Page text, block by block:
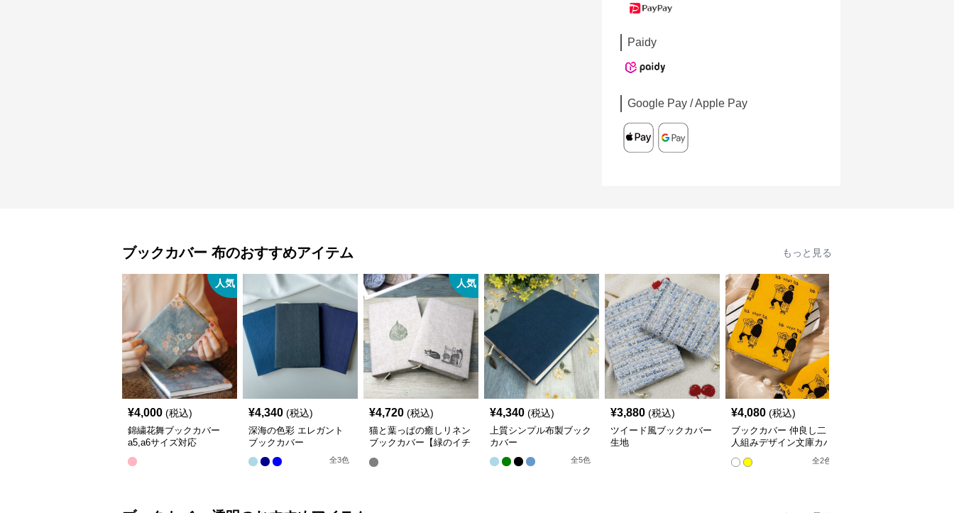
Paidy
Google Pay / Apple Pay
ブックカバー 布のおすすめアイテム もっと見る
人気
¥4,000 (税込)
錦繍花舞ブックカバー
a5,a6サイズ対応
¥4,340 (税込)
深海の色彩 エレガント
ブックカバー
全3色
人気
¥4,720 (税込)
猫と葉っぱの癒しリネン
ブックカバー【緑のイチ
¥4,340 (税込)
上質シンプル布製ブック
カバー
全5色
¥3,880 (税込)
ツイード風ブックカバー
生地
¥4,080 (税込)
ブックカバー 仲良し二
人組みデザイン文庫カバ
全2色